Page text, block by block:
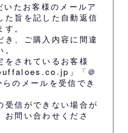
たお客様のメールア
た旨を記した自動返信
。
き、ご購入内容に間違
をされているお客様
」「＠
メールを受信でき
受信ができない場合が
お問い合わせくださ